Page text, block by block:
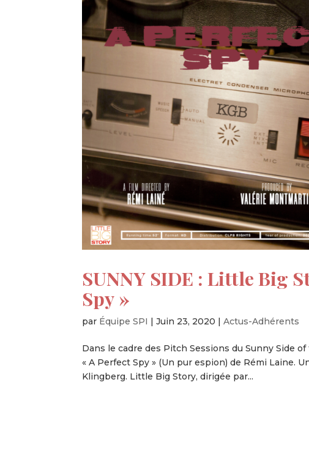
SUNNY SIDE : Little Big
Spy »
par Équipe SPI |Juin 23, 2020 |Actus-Adhérents
Dans le cadre des Pitch Sessions du Sunny Side
« A Perfect Spy » (Un pur espion) de Rémi Laine.
Klingberg. Little Big Story, dirigée par...